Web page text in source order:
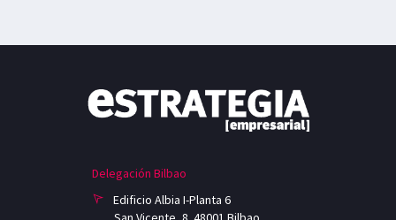
Delegación Bilbao
Edificio Albia I-Planta 6